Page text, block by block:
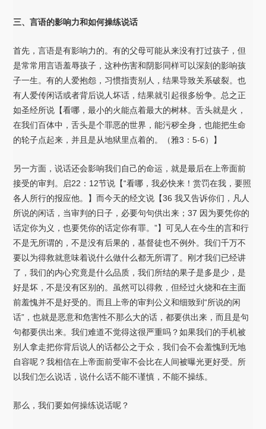
三、言语的影响力和如何操练说话
首先，言语是有影响力的。有的父母可能从来没有打过孩子，但
是常常用言语羞辱孩子，这种伤害和阴影同样可以深刻的影响孩
子一生。有的人爱抱怨，习惯指责别人，结果导致关系破裂。也
有人爱传闲话或者背后说人坏话，结果就引起很多纷争。总之正
如圣经所说【看哪，最小的火能点着最大的树林。舌头就是火，
在我们百体中，舌头是个罪恶的世界，能污秽全身，也能把生命
的轮子点起来，并且是从地狱里点着的。（雅3：5-6）】
另一方面，说话还会影响我们自己的命运，就是最后在上帝面前
接受的审判。启22：12节说【“看哪，我必快来！赏罚在我，要照
各人所行的报应他。】而今天的经文说【36 我又告诉你们，凡人
所说的闲话，当审判的日子，必要句句供出来；37 因为要凭你的
话定你为义，也要凭你的话定你有罪。”】可见人在今生的言和行
不是无所谓的，不是没有后果的，基督徒也不例外。我们千万不
要以为得救就意味着说什么做什么都无所谓了。刚才我们已经讲
了，我们的内心究竟是什么品质，我们所结的果子是多是少，是
好是坏，不是没有区别的。虽然可以得救，但经过火烧和在主面
前羞愧并不是好受的。而且上帝的审判公义和细致到“所说的闲
话”，也就是恶意和危害性不那么大的话，都要供出来，而且是句
句都要供出来。我们难道不觉得这很严重吗？如果我们的手机被
别人拿走把你背后说人的话都公之于众，我们会不会羞愧到无地
自容呢？我相信在上帝面前受审不会比在人间被曝光更好受。所
以我们怎么说话，说什么话不能不谨慎，不能不操练。
那么，我们要如何操练说话呢？